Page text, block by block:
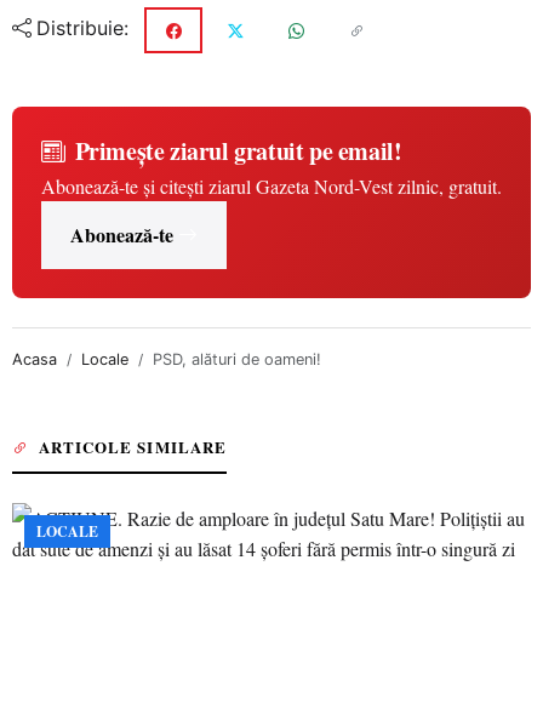
Distribuie:
Primește ziarul gratuit pe email!
Abonează-te și citești ziarul Gazeta Nord-Vest zilnic, gratuit.
Abonează-te
Acasa Locale PSD, alături de oameni!
ARTICOLE SIMILARE
LOCALE